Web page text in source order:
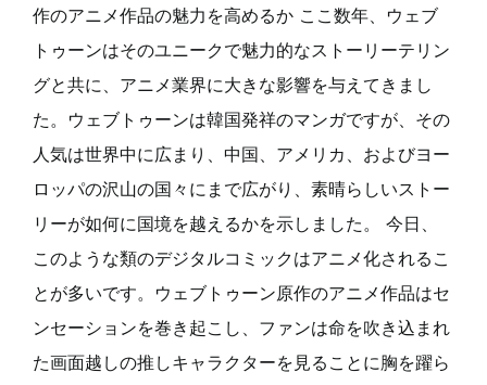
作のアニメ作品の魅力を高めるか ここ数年、ウェブ
トゥーンはそのユニークで魅力的なストーリーテリン
グと共に、アニメ業界に大きな影響を与えてきまし
た。ウェブトゥーンは韓国発祥のマンガですが、その
人気は世界中に広まり、中国、アメリカ、およびヨー
ロッパの沢山の国々にまで広がり、素晴らしいストー
リーが如何に国境を越えるかを示しました。 今日、
このような類のデジタルコミックはアニメ化されるこ
とが多いです。ウェブトゥーン原作のアニメ作品はセ
ンセーションを巻き起こし、ファンは命を吹き込まれ
た画面越しの推しキャラクターを見ることに胸を躍ら